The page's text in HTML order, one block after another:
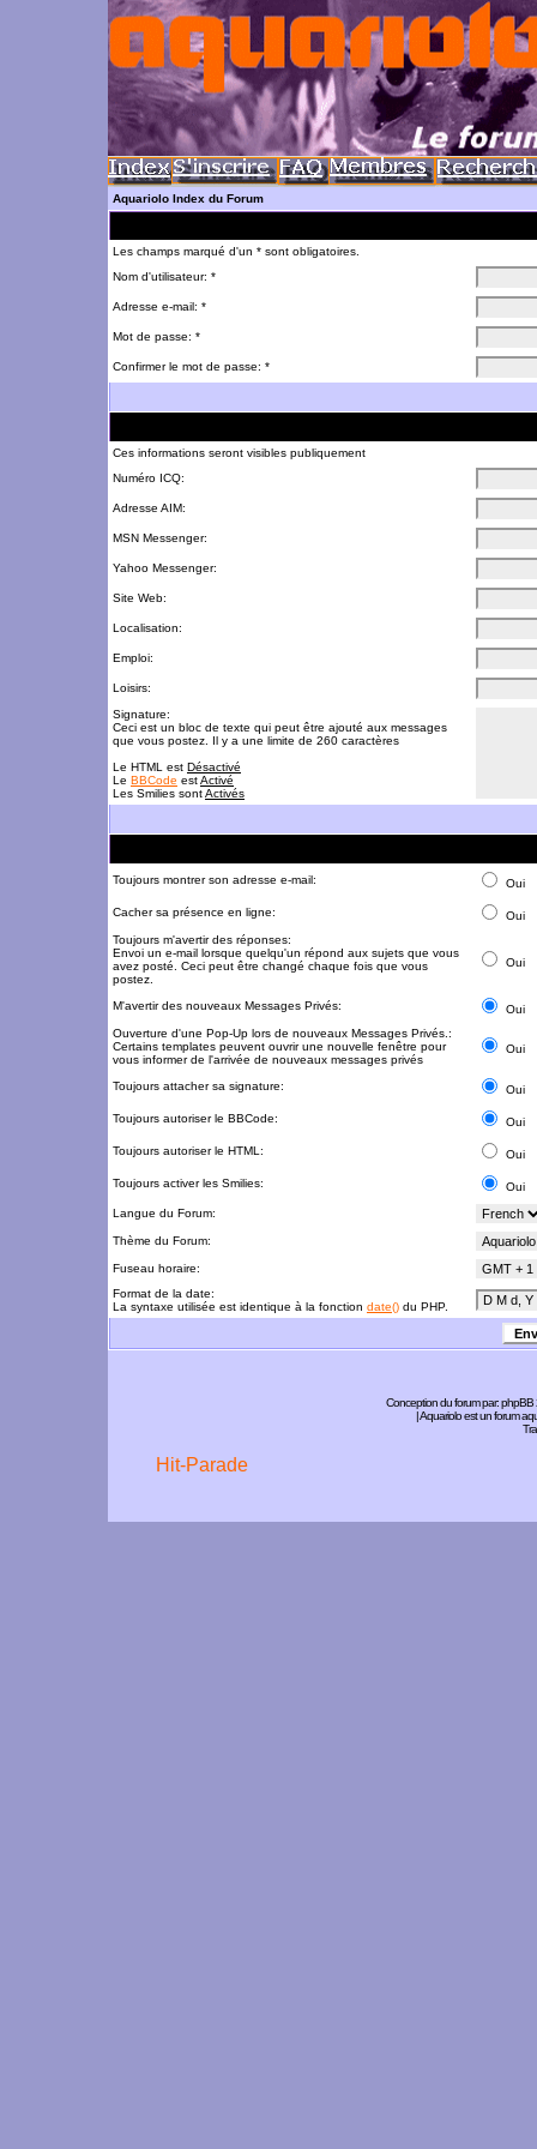
Aquariolo Index du Forum
Les champs marqué d'un * sont obligatoires.
Nom d'utilisateur: *
Adresse e-mail: *
Mot de passe: *
Confirmer le mot de passe: *
Ces informations seront visibles publiquement
Numéro ICQ:
Adresse AIM:
MSN Messenger:
Yahoo Messenger:
Site Web:
Localisation:
Emploi:
Loisirs:
Signature:
Ceci est un bloc de texte qui peut être ajouté aux messages
que vous postez. Il y a une limite de 260 caractères
Le HTML est Désactivé
Le BBCode estActivé
Les Smilies sontActivés
Toujours montrer son adresse e-mail: Oui
Cacher sa présence en ligne:
Oui
Toujours m'avertir des réponses:
Envoi un e-mail lorsque quelqu'un répond aux sujets que vous
avez posté. Ceci peut être changé chaque fois que vous
postez.
Oui
M'avertir des nouveaux Messages Privés:
Oui
Ouverture d'une Pop-Up lors de nouveaux Messages Privés.:
Certains templates peuvent ouvrir une nouvelle fenêtre pour
vous informer de l'arrivée de nouveaux messages privés
Oui
Toujours attacher sa signature: Oui
Toujours autoriser le BBCode: Oui
Toujours autoriser le HTML: Oui
Toujours activer les Smilies:
Oui
Langue du Forum:
Thème du Forum:
Fuseau horaire:
Format de la date:
La syntaxe utilisée est identique à la fonction date() du PHP.
Conception du forum par:phpBB
| Aquariolo est un forum